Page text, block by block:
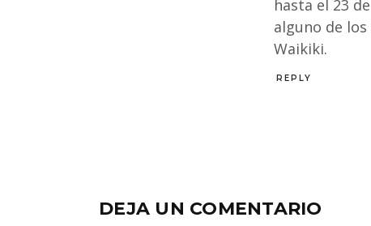
hasta el 23
alguno de
Waikiki.
REPLY
DEJA UN COMENTARIO